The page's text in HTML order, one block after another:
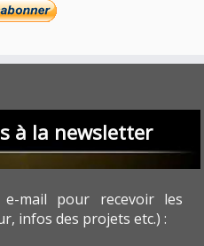
à la newsletter
mail pour recevoir les
infos des projets etc.) :